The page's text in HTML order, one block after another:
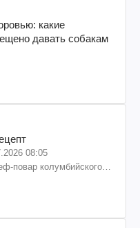
какие
давать собакам
08:05
повар колумбийского